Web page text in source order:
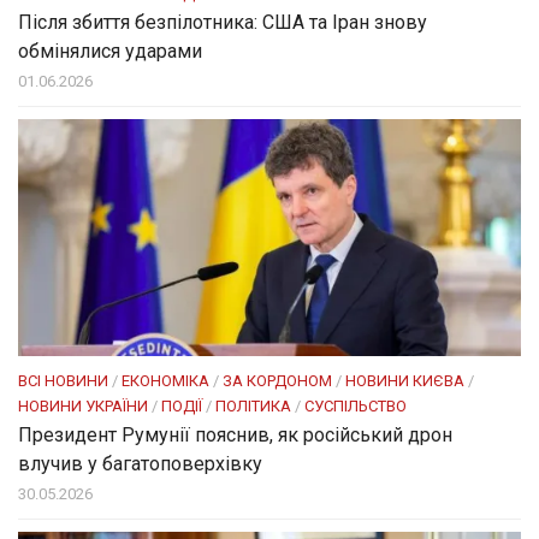
Після збиття безпілотника: США та Іран знову
обмінялися ударами
01.06.2026
ВСІ НОВИНИ / ЕКОНОМІКА / ЗА КОРДОНОМ / НОВИНИ КИЄВА /
НОВИНИ УКРАЇНИ / ПОДІЇ / ПОЛІТИКА / СУСПІЛЬСТВО
Президент Румунії пояснив, як російський дрон
влучив у багатоповерхівку
30.05.2026